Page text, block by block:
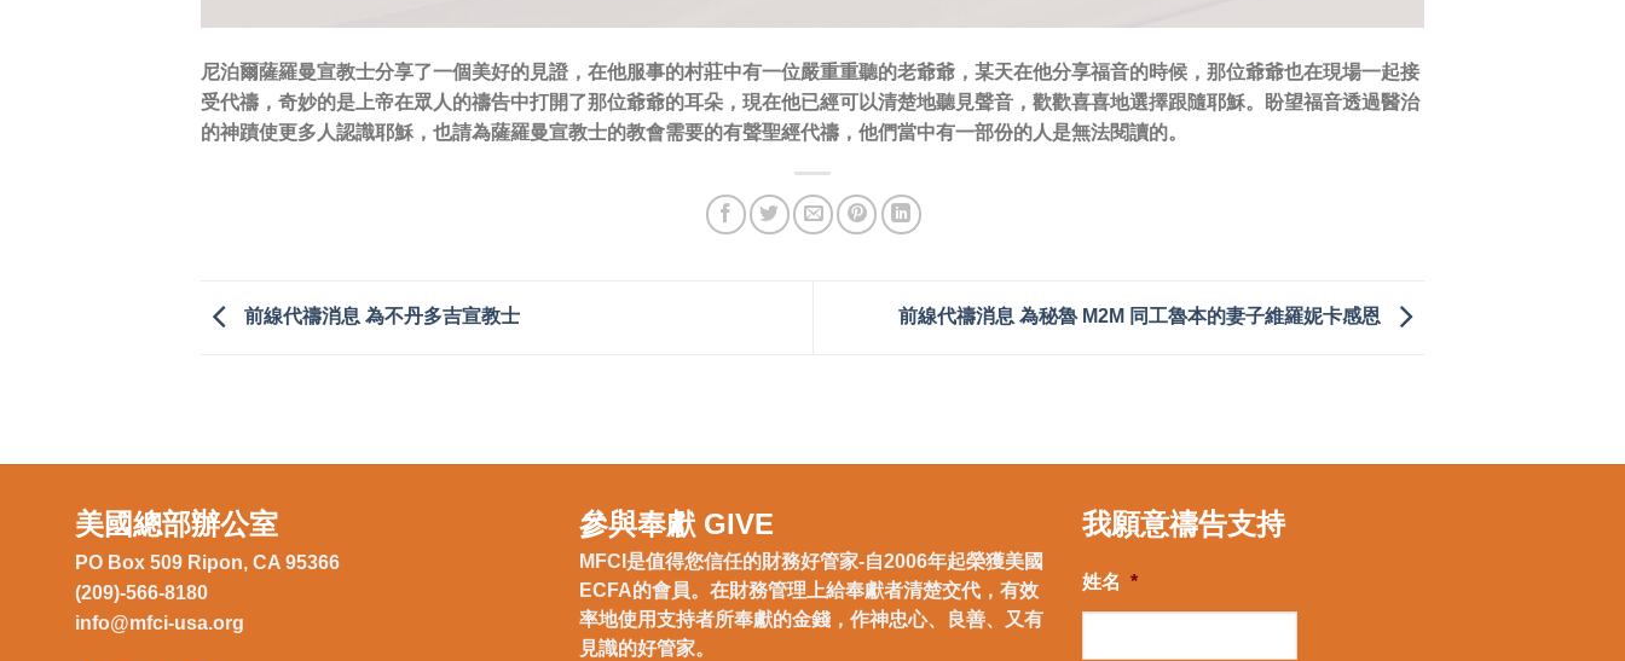
尼泊爾薩羅曼宣教士分享了一個美好的見證，在他服事的村莊中有一位嚴重重聽的老爺爺，某天在他分享福音的時候，那位爺爺也在現場一起接
受代禱，奇妙的是上帝在眾人的禱告中打開了那位爺爺的耳朵，現在他已經可以清楚地聽見聲音，歡歡喜喜地選擇跟隨耶穌。盼望福音透過醫治
的神蹟使更多人認識耶穌，也請為薩羅曼宣教士的教會需要的有聲聖經代禱，他們當中有一部份的人是無法閱讀的。
前線代禱消息 為不丹多吉宣教士 前線代禱消息 為秘魯 M2M 同工魯本的妻子維羅妮卡感恩
美國總部辦公室
PO Box 509 Ripon, CA 95366
(209)-566-8180
info@mfci-usa.org
參與奉獻 GIVE
MFCI是值得您信任的財務好管家-自2006年起榮獲美國
ECFA的會員。在財務管理上給奉獻者清楚交代，有效
率地使用支持者所奉獻的金錢，作神忠心、良善、又有
見識的好管家。
我願意禱告支持
姓名 *